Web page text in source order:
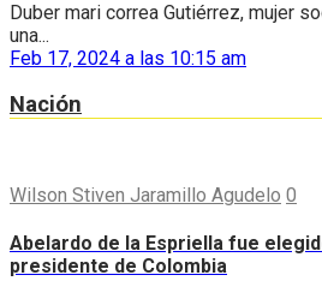
Duber mari correa Gutiérrez, mujer
una...
Feb 17, 2024 a las 10:15 am
Nación
Wilson Stiven Jaramillo Agudelo 0
Abelardo de la Espriella fue
presidente de Colombia